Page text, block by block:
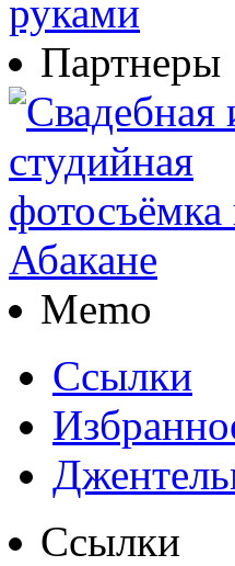
Партнеры
Memo
Ссылки
Ссылки